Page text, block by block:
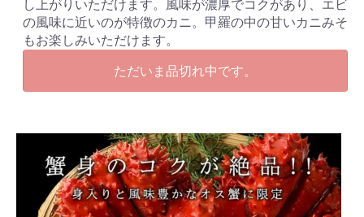
し上がりいただけます。風味が濃厚でコクがあり、エビ
の風味に近いのが特徴のカニ。甲羅の中の甘いカニみそ
もお楽しみいただけます。
ただいま品切れ中です。